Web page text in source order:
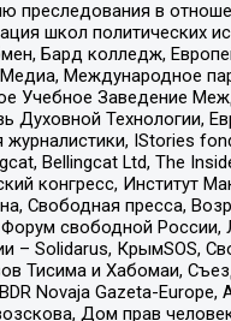
преследования в
школ политических
Бард колледж,
Международное
Учебное Заведение
Духовной
IStories
Bellingcat Ltd, The
конгресс,
Свободная пресса,
свободной
Solidarus, КрымSOS,
Тисима и Хабомаи,
Novaja Gazeta-
Дом прав